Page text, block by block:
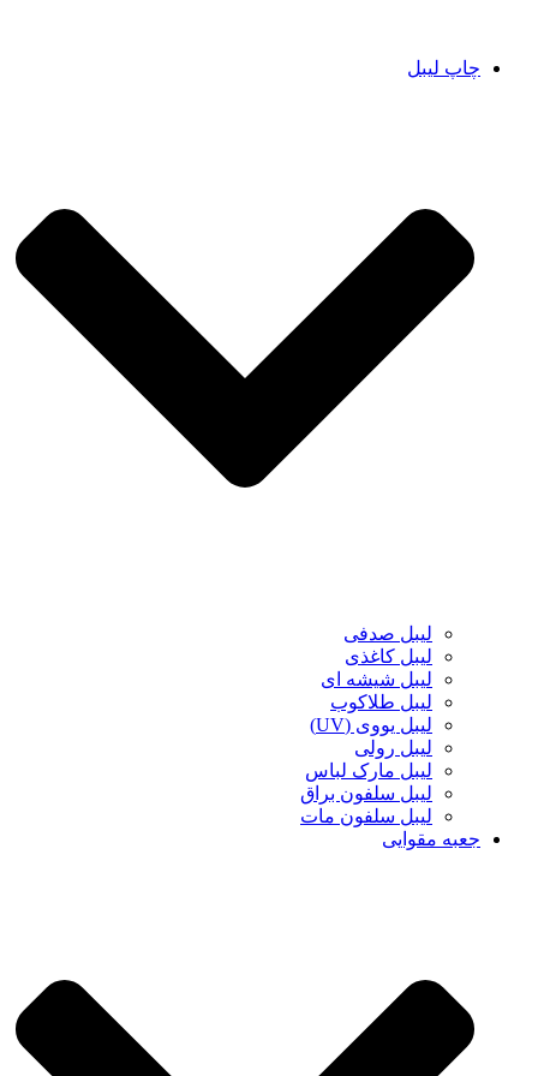
چاپ لیبل
لیبل صدفی
لیبل کاغذی
لیبل شیشه ای
لیبل طلاکوب
لیبل یووی (UV)
لیبل رولی
لیبل مارک لباس
لیبل سلفون براق
لیبل سلفون مات
جعبه مقوایی